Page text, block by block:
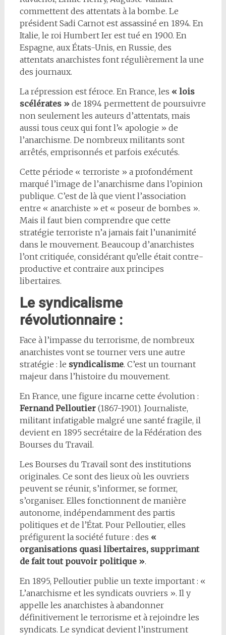
commettent des attentats à la bombe. Le
président Sadi Carnot est assassiné en 1894. En
Italie, le roi Humbert Ier est tué en 1900. En
Espagne, aux États-Unis, en Russie, des
attentats anarchistes font régulièrement la une
des journaux.
La répression est féroce. En France, les « lois
scélérates »de 1894 permettent de poursuivre
non seulement les auteurs d’attentats, mais
aussi tous ceux qui font l’« apologie » de
l’anarchisme. De nombreux militants sont
arrêtés, emprisonnés et parfois exécutés.
Cette période « terroriste » a profondément
marqué l’image de l’anarchisme dans l’opinion
publique. C’est de là que vient l’association
entre « anarchiste » et « poseur de bombes ».
Mais il faut bien comprendre que cette
stratégie terroriste n’a jamais fait l’unanimité
dans le mouvement. Beaucoup d’anarchistes
l’ont critiquée, considérant qu’elle était contre-
productive et contraire aux principes
libertaires.
Le syndicalisme
révolutionnaire :
Face à l’impasse du terrorisme, de nombreux
anarchistes vont se tourner vers une autre
stratégie : le syndicalisme. C’est un tournant
majeur dans l’histoire du mouvement.
En France, une figure incarne cette évolution :
Fernand Pelloutier(1867-1901). Journaliste,
militant infatigable malgré une santé fragile, il
devient en 1895 secrétaire de la Fédération des
Bourses du Travail.
Les Bourses du Travail sont des institutions
originales. Ce sont des lieux où les ouvriers
peuvent se réunir, s’informer, se former,
s’organiser. Elles fonctionnent de manière
autonome, indépendamment des partis
politiques et de l’État. Pour Pelloutier, elles
préfigurent la société future : des «
organisations quasi libertaires, supprimant
de fait tout pouvoir politique ».
En 1895, Pelloutier publie un texte important : «
L’anarchisme et les syndicats ouvriers ». Il y
appelle les anarchistes à abandonner
définitivement le terrorisme et à rejoindre les
syndicats. Le syndicat devient l’instrument